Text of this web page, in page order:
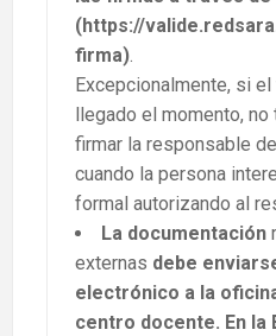
(https://
firma).
Excepcionalmente, si
llegado el momento,
firmar la responsable
cuando la persona
formal autorizando al
La documentación
externas debe
electrónico a la
centro docente. En la